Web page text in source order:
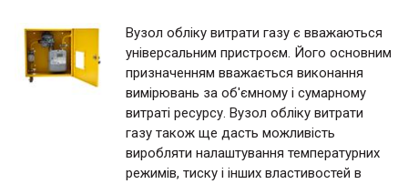
Вузол обліку витрати газу є вважаються
універсальним пристроєм. Його основним
призначенням вважається виконання
вимірювань за об'ємному і сумарному
витраті ресурсу. Вузол обліку витрати
газу також ще дасть можливість
виробляти налаштування температурних
режимів, тиску і інших властивостей в